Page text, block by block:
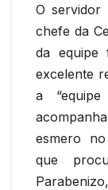
O servidor
chefe da
da equipe
excelente
a
esmero no
que